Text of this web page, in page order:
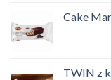
Cake
TWIN z